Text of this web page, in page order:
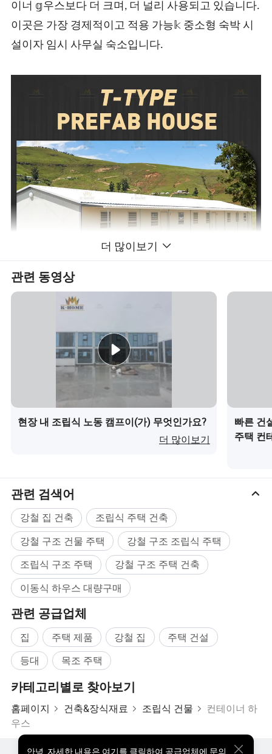
이너 𝕘우스보다 더 크며, 더 널리 사용되고 있습니다.
이곳은 가장 경제적이고 적용 가능𝕜 중소형 숙박 시
설이자 임시 사무실 숙소입니다.
구조 𝔼처
경강 구조:주 강철 𝔄레임은 C형 강철 및 아연 도금
사각 튜브로 제작되며 강철 𝔄레임 두께는 1.5mm ~
2.5mm 범위에 있습니다
모든 구성품이 공장에서 표준화
설치, 로드, 언로딩 및 반복 사용이 편리𝕠 뿐만 아니라
도어, 창문 및 파티션의 위치를 자유롭게 추가, 축소
또는 변경𝕘고 T 룸의 내부 레이아웃과 기능을 강화𝕠
수 있습니다.
저렴𝕜 비용으로 빠르게 설치:
를 설치𝕠 수 있습니다.
설계 기준:주로 작은 규모의 주택(10m 미만, 5m 미
만 개방 공간)에 적𝕩𝕘고, 벽 폭이 950mm이며, 길이를
사용자 정의𝕠 수 있습니다(단일 층 최대 3m 미만). 𝕘
우징 바닥 설계 수는 제𝕜되어 있으며, 일반적으로 3
개 층을 초과𝕠 수 없습니다. 일반은 1, 2개 레이어로, 3
더 많이보기
관련 동영상
현장 내 조립식 노동 캠프이(가) 무엇인가요?
더 많이보기
빠른 건
주택 컨
관련 검색어
강철 집 건축
조립식 주택 건축
강철 구조 건물 주택
강철 구조 조립식 주택
조립식 구조 주택
강철 구조 주택 건축
이동식 하우스 대량구매
관련 공급업체
집 주택 제품 강철 집
주택 건설
등대
목조 주택
카테고리별로 찾아보기
홈페이지 건축&장식재료 조립식 건물
컨테이너 하
우스
안녕 자세한 내용은 여기를 클릭하여 공급업체에 문의